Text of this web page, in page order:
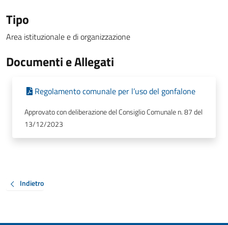
Tipo
Area istituzionale e di organizzazione
Documenti e Allegati
Regolamento comunale per l’uso del gonfalone
Approvato con deliberazione del Consiglio Comunale n. 87 del
13/12/2023
Indietro